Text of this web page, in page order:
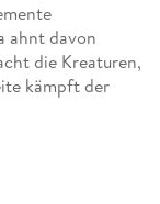
ahnt davon
die Kreaturen,
kämpft der
außer